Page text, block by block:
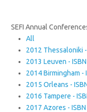
SEFI Annual
All
2012 Thessaloniki
2013 Leuven -
2014 Birmingham -
2015 Orleans -
2016 Tampere -
2017 Azores -